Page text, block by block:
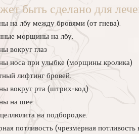
быть сделано для
на лбу между бровями (от гнева).
морщины на лбу.
вокруг глаз
носа при улыбке (морщины кролика)
лифтинг бровей.
вокруг рта (штрих-код)
на шее.
на подбородке.
потливость (чрезмерная